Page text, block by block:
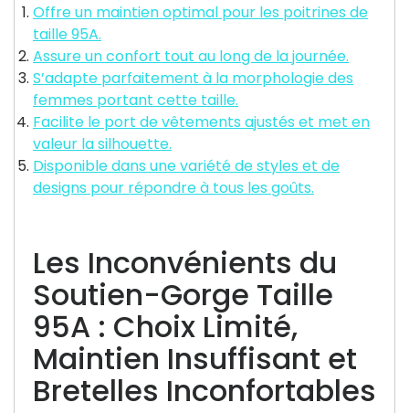
Offre un maintien optimal pour les poitrines de
taille 95A.
Assure un confort tout au long de la journée.
S’adapte parfaitement à la morphologie des
femmes portant cette taille.
Facilite le port de vêtements ajustés et met en
valeur la silhouette.
Disponible dans une variété de styles et de
designs pour répondre à tous les goûts.
Les Inconvénients du
Soutien-Gorge Taille
95A : Choix Limité,
Maintien Insuffisant et
Bretelles Inconfortables